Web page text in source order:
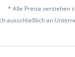
* Alle Preise verstehen
ausschließlich an